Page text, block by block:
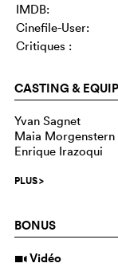
IMDB:
Cinefile-User:
Critiques :
CASTING &
Yvan Sagnet
Maia Morgenstern
Enrique Irazoqui
PLUS>
BONUS
i Vidéo